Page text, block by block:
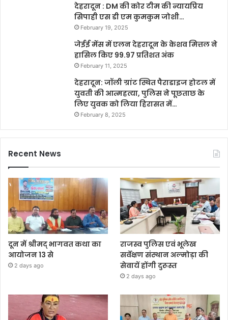
देहरादून : DM की कोर टीम की न्यायप्रिय
सिपाही एस डी एम कुमकुम जोशी…
February 19, 2025
जेईई मेंस में एलन देहरादून के केशव मित्तल ने
हासिल किए 99.97 प्रतिशत अंक
February 11, 2025
देहरादून: जॉली ग्रांट स्थित पैराडाइज होटल में
युवती की आत्महत्या, पुलिस ने पूछताछ के
लिए युवक को लिया हिरासत में…
February 8, 2025
Recent News
दून में श्रीमद् भागवत कथा का
आयोजन 13 से
2 days ago
राजस्व पुलिस एवं भूलेख
सर्वेक्षण संस्थान अल्मोड़ा की
सेवायें होंगी दुरूस्त
2 days ago